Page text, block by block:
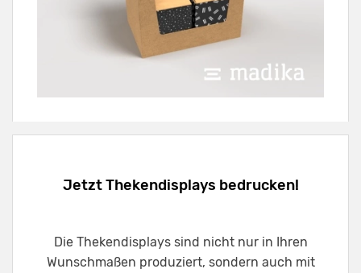
Jetzt Thekendisplays bedrucken!
Die Thekendisplays sind nicht nur in Ihren
Wunschmaßen produziert, sondern auch mit